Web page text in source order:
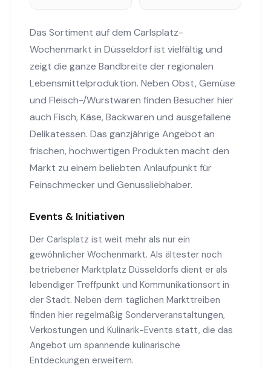
Das Sortiment auf dem Carlsplatz-
Wochenmarkt in Düsseldorf ist vielfältig und
zeigt die ganze Bandbreite der regionalen
Lebensmittelproduktion. Neben Obst, Gemüse
und Fleisch-/Wurstwaren finden Besucher hier
auch Fisch, Käse, Backwaren und ausgefallene
Delikatessen. Das ganzjährige Angebot an
frischen, hochwertigen Produkten macht den
Markt zu einem beliebten Anlaufpunkt für
Feinschmecker und Genussliebhaber.
Events & Initiativen
Der Carlsplatz ist weit mehr als nur ein
gewöhnlicher Wochenmarkt. Als ältester noch
betriebener Marktplatz Düsseldorfs dient er als
lebendiger Treffpunkt und Kommunikationsort in
der Stadt. Neben dem täglichen Markttreiben
finden hier regelmäßig Sonderveranstaltungen,
Verkostungen und Kulinarik-Events statt, die das
Angebot um spannende kulinarische
Entdeckungen erweitern.